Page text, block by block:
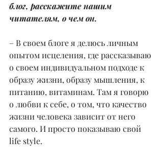
блог, расскажите нашим
читателям, о чем он.
– В своем блоге я делюсь личным
опытом исцеления, где рассказываю
о своем индивидуальном подходе к
образу жизни, образу мышления, к
питанию, витаминам. Там я говорю
о любви к себе, о том, что качество
жизни человека зависит от него
самого. И просто показываю свой
life style.